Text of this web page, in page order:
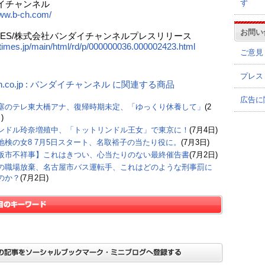
チャンネル
ch.com/
株式会社バンダイチャンネルプレスリリース
main/html/rd/p/000000036.000002423.html
: バンダイチャンネル に関連する商品
のテレ東大橋アナ、復帰時期未定、「ゆっくり休養して」 (2
ドル玲奈増殖中、「トットリンドル王女」で東京に！ (7月4日)
検の女8 7月5日スタート、名取裕子の当たり役に。 (7月3日)
市不祥事】これはきつい、心当たりのない最終催告書(7月2日)
職場放棄、名古屋市バス運転手、これはどのような刑事罰に
か？ (7月2日)
ず
お問
ご意
プレ
広告